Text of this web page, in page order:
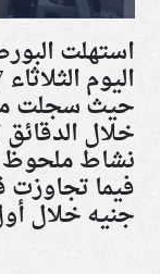
استهلت
حيث سجلت
خلال
نشاط ملحوظ
فيما
جنيه خلال